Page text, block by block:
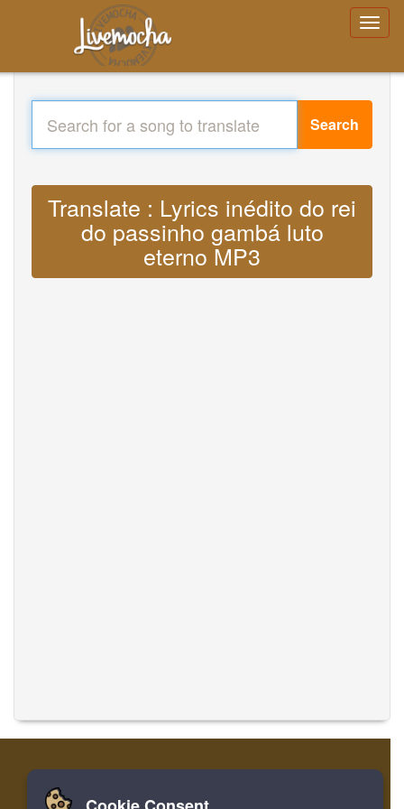
Search
Translate : Lyrics inédito do rei
do passinho gambá luto
eterno MP3